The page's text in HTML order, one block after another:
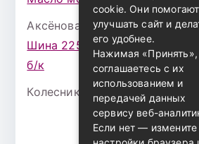
Аксёнова Адельк записи
Шина 225/75 Р-16 Nokian
б/к
Колесникова Аурикак записи
cookie. Они помогают
улучшать сайт и
его удобнее.
Нажимая
соглашаетесь с их
использованием и
передачей данных
сервису веб-
Если нет — измените